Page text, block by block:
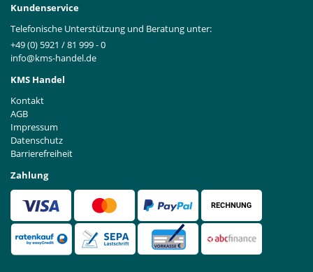
Kundenservice
Telefonische Unterstützung und Beratung unter:
+49 (0) 5921 / 81 999 - 0
info@kms-handel.de
KMS Handel
Kontakt
AGB
Impressum
Datenschutz
Barrierefreiheit
Zahlung